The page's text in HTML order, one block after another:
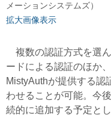
メーションシステムズ）
拡大画像表示
複数の認証方式を選
ードによる認証のほか
MistyAuthが提供する認
わせることが可能。今
続的に追加する予定とし